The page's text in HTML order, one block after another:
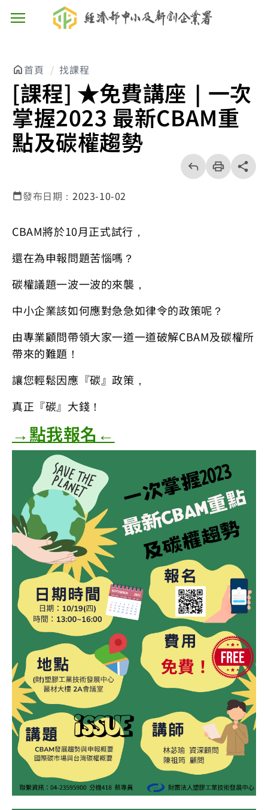
主選單按鈕
首頁 找課程
[課程] ★免費講座｜一次
掌握2023 最新CBAM重
點及碳權趨勢 回
上
一
頁
列
印
share分享
發布日期： 2023-10-02
CBAM將於10月正式試行，
還在為申報問題苦惱嗎？
碳權議題一波一波的來襲，
中小企業該如何應對急急如律令的政策呢？
由專業顧問帶領大家一道一道破解CBAM及碳權所
帶來的難題！
讓您輕鬆因應『碳』政策，
真正『碳』大錢！
→點我報名←